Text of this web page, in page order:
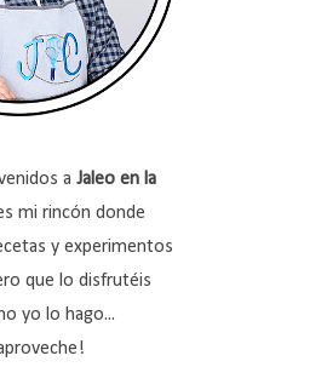
a Jaleo en la
mi rincón donde
y experimentos
que lo disfrutéis
yo lo hago...